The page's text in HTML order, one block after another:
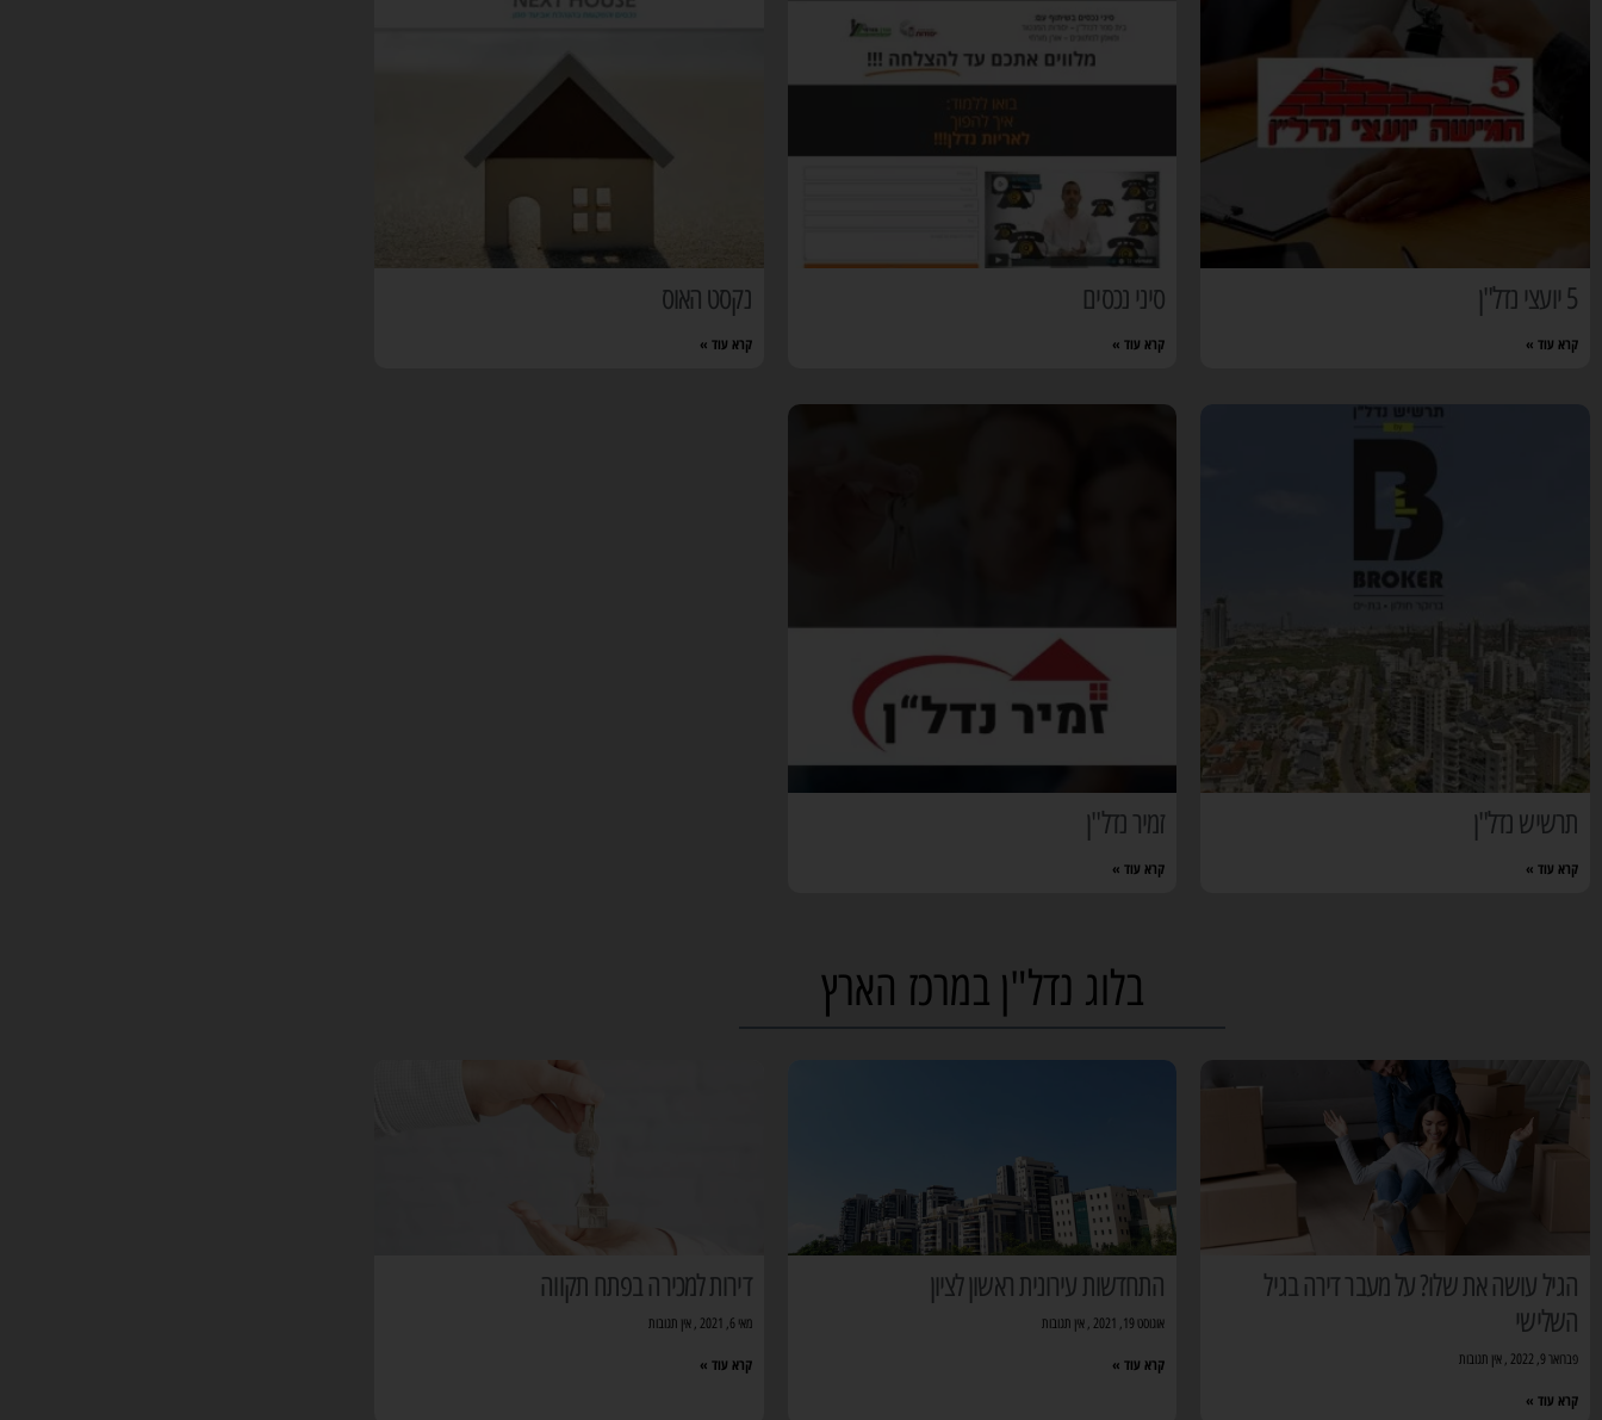
5 יועצי נדל"ן
קרא עוד »
סיני נכסים
קרא עוד »
נקסט האוס
קרא עוד »
תרשיש נדל"ן
קרא עוד »
זמיר נדל"ן
קרא עוד »
בלוג נדל"ן במרכז הארץ
הגיל עושה את שלו? על מעבר דירה בגיל
השלישי
פברואר 9, 2022 אין תגובות
קרא עוד »
התחדשות עירונית ראשון לציון
אוגוסט 19, 2021 אין תגובות
קרא עוד »
דירות למכירה בפתח תקווה
מאי 6, 2021 אין תגובות
קרא עוד »